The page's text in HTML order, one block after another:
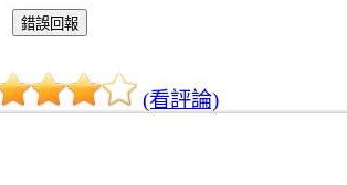
(看評論)